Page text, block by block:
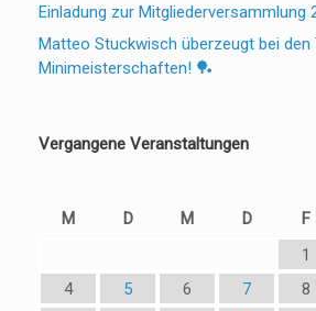
Einladung zur Mitgliederversammlung
Matteo Stuckwisch überzeugt bei
Minimeisterschaften! 🏓
Vergangene Veranstaltungen
M
D M D F
1
4
5 6 7 8